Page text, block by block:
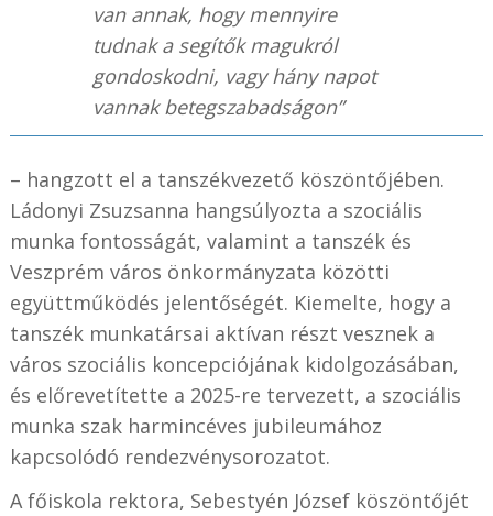
van annak, hogy mennyire
tudnak a segítők magukról
gondoskodni, vagy hány napot
vannak betegszabadságon”
– hangzott el a tanszékvezető köszöntőjében.
Ládonyi Zsuzsanna hangsúlyozta a szociális
munka fontosságát, valamint a tanszék és
Veszprém város önkormányzata közötti
együttműködés jelentőségét. Kiemelte, hogy a
tanszék munkatársai aktívan részt vesznek a
város szociális koncepciójának kidolgozásában,
és előrevetítette a 2025-re tervezett, a szociális
munka szak harmincéves jubileumához
kapcsolódó rendezvénysorozatot.
A főiskola rektora, Sebestyén József köszöntőjét